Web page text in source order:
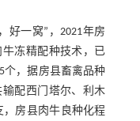
好一窝”，2021年房
冻精配种技术，已
个，据房县畜禽品种
配西门塔尔、利木
，房县肉牛良种化程